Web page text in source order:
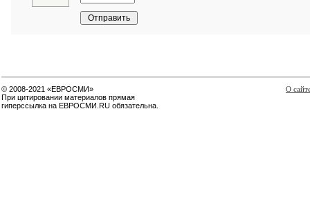
© 2008-2021 «ЕВРОСМИ»
При цитировании материалов прямая
гиперссылка на ЕВРОСМИ.RU обязательна.
О